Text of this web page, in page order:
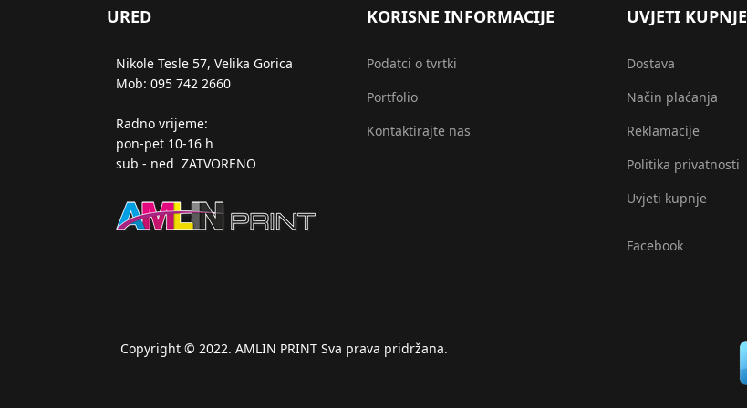
URED
Nikole Tesle 57, Velika Gorica
Mob: 095 742 2660
Radno vrijeme:
pon-pet 10-16 h
sub - ned ZATVORENO
KORISNE INFORMACIJE
Podatci o tvrtki
Portfolio
Kontaktirajte nas
UVJETI KUPNJE
Dostava
Način plaćanja
Reklamacije
Politika privatnosti
Uvjeti kupnje
Facebook
Copyright © 2022. AMLIN PRINT Sva prava pridržana.